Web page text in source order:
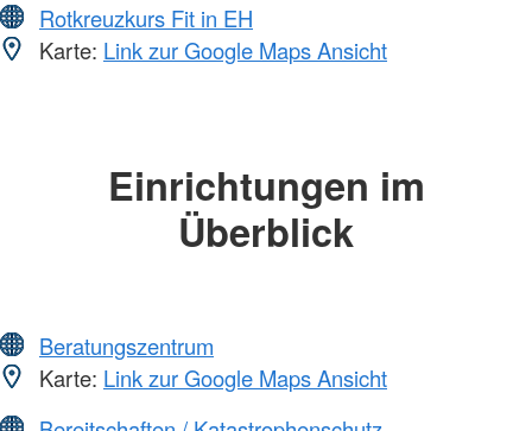
Rotkreuzkurs Fit in EH
Karte: Link zur Google Maps Ansicht
Einrichtungen im
Überblick
Beratungszentrum
Karte: Link zur Google Maps Ansicht